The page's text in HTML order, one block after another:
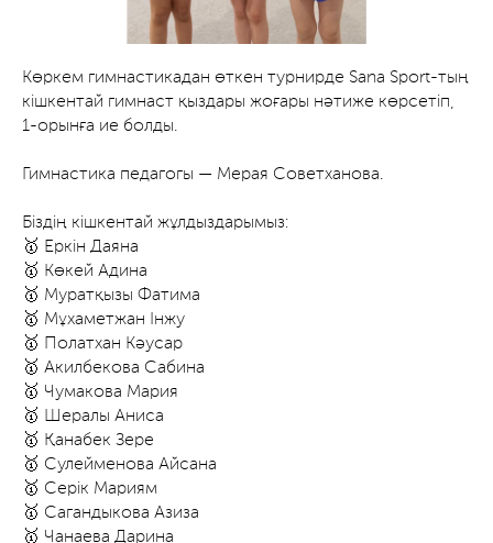
Көркем гимнастикадан өткен турнирде Sana Sport-тың
кішкентай гимнаст қыздары жоғары нәтиже көрсетіп,
1-орынға ие болды.
Гимнастика педагогы — Мерая Советханова.
Біздің кішкентай жұлдыздарымыз:
🥇 Еркін Даяна
🥇 Көкей Адина
🥇 Муратқызы Фатима
🥇 Мұхаметжан Інжу
🥇 Полатхан Кәусар
🥇 Акилбекова Сабина
🥇 Чумакова Мария
🥇 Шералы Аниса
🥇 Қанабек Зере
🥇 Сулейменова Айсана
🥇 Серік Мариям
🥇 Сагандыкова Азиза
🥇 Чанаева Дарина